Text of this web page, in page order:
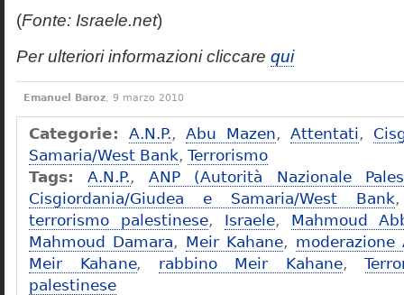
(Fonte: Israele.net)
Per ulteriori informazioni cliccare qui
Emanuel Baroz, 9 marzo 2010
Categorie: A.N.P., Abu Mazen, Attentati,
Samaria/West Bank, Terrorismo
Tags:
A.N.P., ANP (Autorità Nazionale
Cisgiordania/Giudea e Samaria/West Bank
terrorismo palestinese, Israele, Mahmoud
Mahmoud Damara, Meir Kahane, moderazione
Meir Kahane, rabbino Meir Kahane,
palestinese